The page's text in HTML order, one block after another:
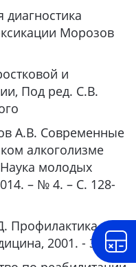
Морозов
и
Под ред. С.В.
А.В. Современные
алкоголизме
молодых
– № 4. – С. 128-
Профилактика
2001. - 321 с.